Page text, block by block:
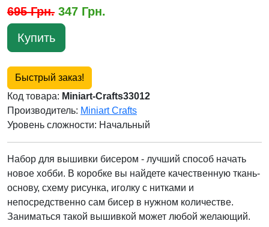
695 Грн. 347 Грн.
Купить
Быстрый заказ!
Код товара: Miniart-Crafts33012
Производитель: Miniart Crafts
Уровень сложности: Начальный
Набор для вышивки бисером - лучший способ начать
новое хобби. В коробке вы найдете качественную ткань-
основу, схему рисунка, иголку с нитками и
непосредственно сам бисер в нужном количестве.
Заниматься такой вышивкой может любой желающий.